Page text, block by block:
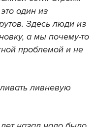
один из
Здесь люди из
а мы почему-то
проблемой и не
ливневую